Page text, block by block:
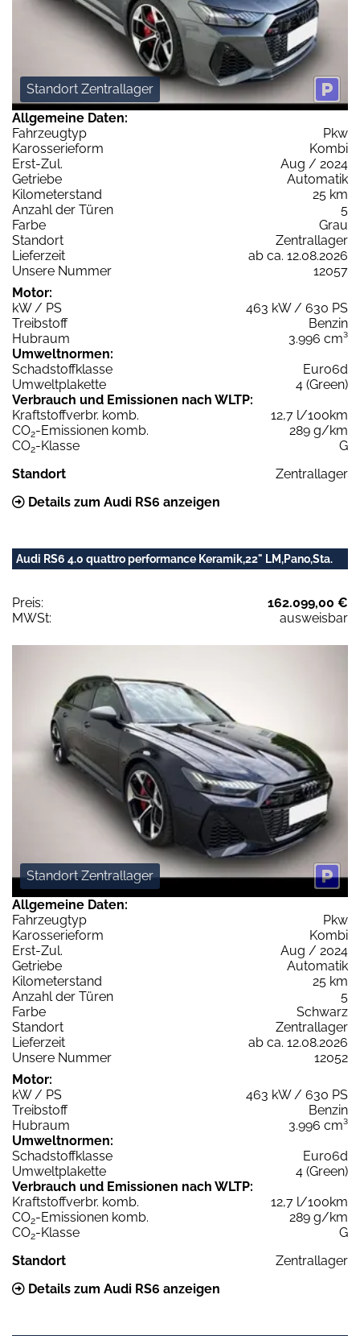
Standort Zentrallager
Allgemeine Daten:
Fahrzeugtyp
Pkw
Karosserieform
Kombi
Erst-Zul.
Aug / 2024
Getriebe
Automatik
Kilometerstand
25 km
Anzahl der Türen
5
Farbe
Grau
Standort
Zentrallager
Lieferzeit
ab ca. 12.08.2026
Unsere Nummer
12057
Motor:
kW / PS
463 kW / 630 PS
Treibstoff
Benzin
Hubraum
3.996 cm³
Umweltnormen:
Schadstoffklasse
Euro6d
Umweltplakette
4 (Green)
Verbrauch und Emissionen nach WLTP:
Kraftstoffverbr. komb.
12,7 l/100km
CO2-Emissionen komb.
289 g/km
CO2-Klasse
G
Standort
Zentrallager
Details zum Audi RS6 anzeigen
Audi RS6 4.0 quattro performance Keramik,22" LM,Pano,Sta.
Preis:
162.099,00 €
MWSt:
ausweisbar
Standort Zentrallager
Allgemeine Daten:
Fahrzeugtyp
Pkw
Karosserieform
Kombi
Erst-Zul.
Aug / 2024
Getriebe
Automatik
Kilometerstand
25 km
Anzahl der Türen
5
Farbe
Schwarz
Standort
Zentrallager
Lieferzeit
ab ca. 12.08.2026
Unsere Nummer
12052
Motor:
kW / PS
463 kW / 630 PS
Treibstoff
Benzin
Hubraum
3.996 cm³
Umweltnormen:
Schadstoffklasse
Euro6d
Umweltplakette
4 (Green)
Verbrauch und Emissionen nach WLTP:
Kraftstoffverbr. komb.
12,7 l/100km
CO2-Emissionen komb.
289 g/km
CO2-Klasse
G
Standort
Zentrallager
Details zum Audi RS6 anzeigen